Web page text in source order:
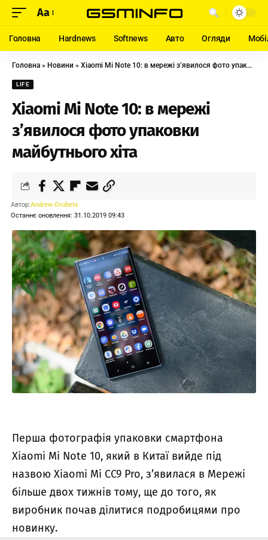
Aa
Головна Hardnews Softnews Авто Огляди
Головна » Новини » Xiaomi Mi Note 10: в мережі з’явилося фото упаковки майбутнього хіта
LIFE
Xiaomi Mi Note 10: в мережі
з’явилося фото упаковки
майбутнього хіта
Останнє оновлення: 31.10.2019 09:43
Автор:Andrew Orobets
Перша фотографія упаковки смартфона
Xiaomi Mi Note 10, який в Китаї вийде під
назвою Xiaomi Mi CC9 Pro, з’явилася в Мережі
більше двох тижнів тому, ще до того, як
виробник почав ділитися подробицями про
новинку.